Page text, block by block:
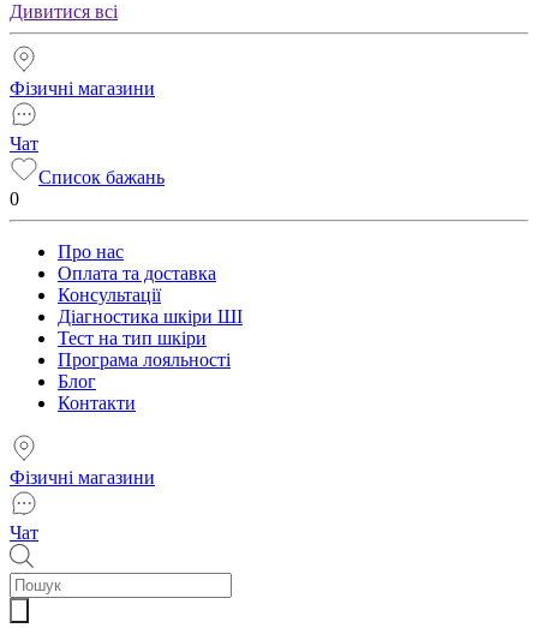
Дивитися всі
Фізичні магазини
Чат
Список бажань
0
Про нас
Оплата та доставка
Консультації
Діагностика шкіри ШІ
Тест на тип шкіри
Програма лояльності
Блог
Контакти
Фізичні магазини
Чат
Пошук
товарів